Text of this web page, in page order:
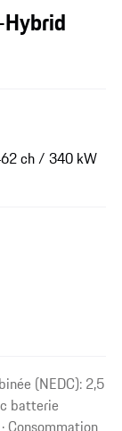
ch / 340 kW
(NEDC): 2,5
batterie
Consommation